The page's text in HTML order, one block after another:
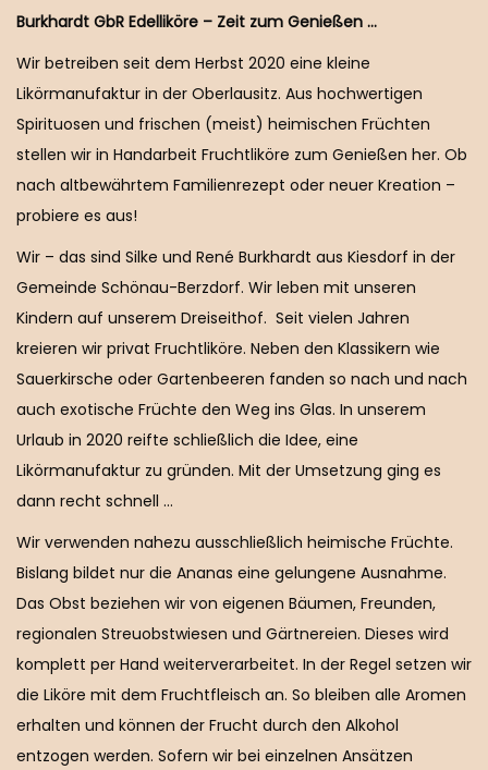
Burkhardt GbR Edelliköre – Zeit zum Genießen …
Wir betreiben seit dem Herbst 2020 eine kleine
Likörmanufaktur in der Oberlausitz. Aus hochwertigen
Spirituosen und frischen (meist) heimischen Früchten
stellen wir in Handarbeit Fruchtliköre zum Genießen her. Ob
nach altbewährtem Familienrezept oder neuer Kreation –
probiere es aus!
Wir – das sind Silke und René Burkhardt aus Kiesdorf in der
Gemeinde Schönau-Berzdorf. Wir leben mit unseren
Kindern auf unserem Dreiseithof. Seit vielen Jahren
kreieren wir privat Fruchtliköre. Neben den Klassikern wie
Sauerkirsche oder Gartenbeeren fanden so nach und nach
auch exotische Früchte den Weg ins Glas. In unserem
Urlaub in 2020 reifte schließlich die Idee, eine
Likörmanufaktur zu gründen. Mit der Umsetzung ging es
dann recht schnell …
Wir verwenden nahezu ausschließlich heimische Früchte.
Bislang bildet nur die Ananas eine gelungene Ausnahme.
Das Obst beziehen wir von eigenen Bäumen, Freunden,
regionalen Streuobstwiesen und Gärtnereien. Dieses wird
komplett per Hand weiterverarbeitet. In der Regel setzen wir
die Liköre mit dem Fruchtfleisch an. So bleiben alle Aromen
erhalten und können der Frucht durch den Alkohol
entzogen werden. Sofern wir bei einzelnen Ansätzen